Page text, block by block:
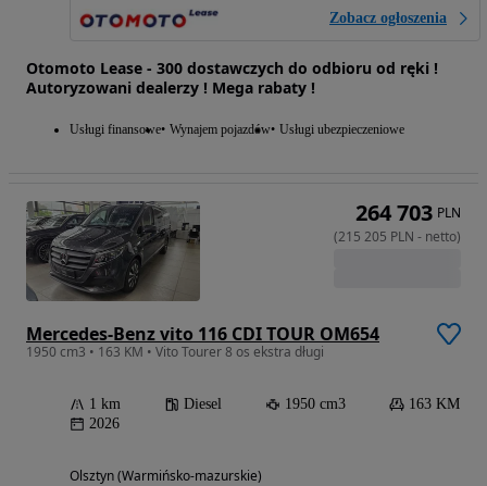
Zobacz ogłoszenia
Otomoto Lease - 300 dostawczych do odbioru od ręki !
Autoryzowani dealerzy ! Mega rabaty !
Usługi finansowe Wynajem pojazdów Usługi ubezpieczeniowe
Mercedes-Benz vito 116 CDI TOUR OM654
1950 cm3 • 163 KM • Vito Tourer 8 os ekstra długi
1 km Diesel 1950 cm3
163 KM
2026
Olsztyn (Warmińsko-mazurskie)
264 703 PLN
(215 205 PLN - netto)